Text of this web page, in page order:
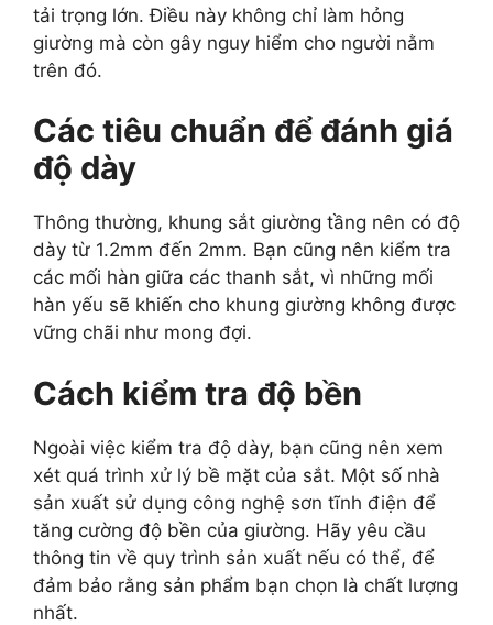
tải trọng lớn. Điều này không chỉ làm hỏng
giường mà còn gây nguy hiểm cho người nằm
trên đó.
Các tiêu chuẩn để đánh giá
độ dày
Thông thường, khung sắt giường tầng nên có độ
dày từ 1.2mm đến 2mm. Bạn cũng nên kiểm tra
các mối hàn giữa các thanh sắt, vì những mối
hàn yếu sẽ khiến cho khung giường không được
vững chãi như mong đợi.
Cách kiểm tra độ bền
Ngoài việc kiểm tra độ dày, bạn cũng nên xem
xét quá trình xử lý bề mặt của sắt. Một số nhà
sản xuất sử dụng công nghệ sơn tĩnh điện để
tăng cường độ bền của giường. Hãy yêu cầu
thông tin về quy trình sản xuất nếu có thể, để
đảm bảo rằng sản phẩm bạn chọn là chất lượng
nhất.